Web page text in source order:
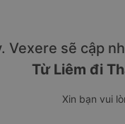
Vexere sẽ cập
Từ Liêm đi
Xin bạn vui